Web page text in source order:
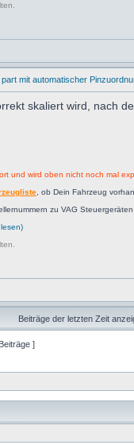
mit automatischer
skaliert wird, nach
und wird oben nicht noch mal
, ob Dein Fahrzeug
zu VAG
Beiträge der letzten Zeit
]